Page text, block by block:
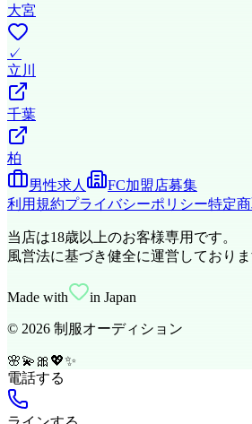
大宮
✓
立川
千葉
柏
男性求人
FC加盟店募集
利用規約プライバシーポリシー特定
当店は18歳以上のお客様専用です。
風営法に基づき健全に運営しておりま
Made with in Japan
© 2026 制服オーディション
🌸💫 🎀 💖✨
電話する